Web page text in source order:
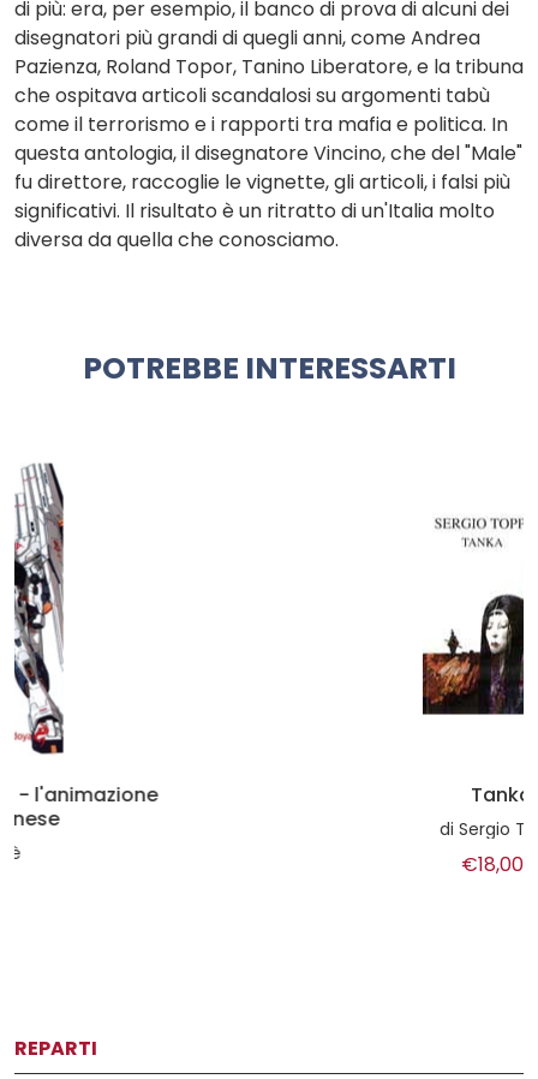
di più: era, per esempio, il banco di prova di alcuni dei
disegnatori più grandi di quegli anni, come Andrea
Pazienza, Roland Topor, Tanino Liberatore, e la tribuna
che ospitava articoli scandalosi su argomenti tabù
come il terrorismo e i rapporti tra mafia e politica. In
questa antologia, il disegnatore Vincino, che del "Male"
fu direttore, raccoglie le vignette, gli articoli, i falsi più
significativi. Il risultato è un ritratto di un'Italia molto
diversa da quella che conosciamo.
POTREBBE INTERESSARTI
REPARTI